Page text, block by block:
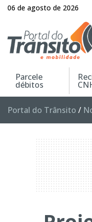
06 de agosto de 2026
Parcele
débitos
Portal do Trânsito /